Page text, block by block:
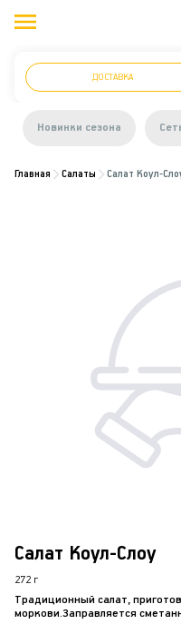
ДОСТАВКА
Новинки сезона
Главная Салаты Салат Коул-
Салат Коул-Слоу
272 г
Традиционный салат,
моркови.Заправляется